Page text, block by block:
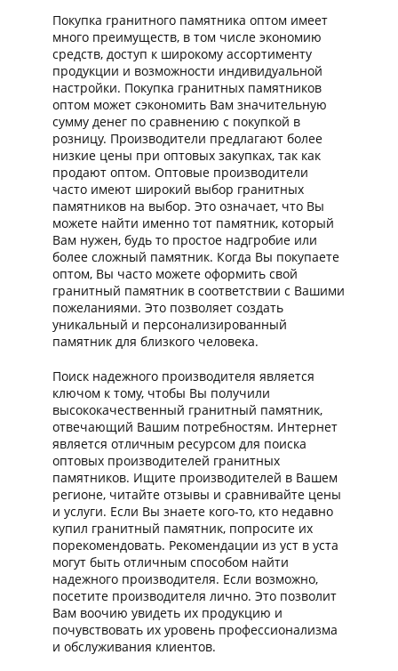
Покупка гранитного памятника оптом имеет
много преимуществ, в том числе экономию
средств, доступ к широкому ассортименту
продукции и возможности индивидуальной
настройки. Покупка гранитных памятников
оптом может сэкономить Вам значительную
сумму денег по сравнению с покупкой в
розницу. Производители предлагают более
низкие цены при оптовых закупках, так как
продают оптом. Оптовые производители
часто имеют широкий выбор гранитных
памятников на выбор. Это означает, что Вы
можете найти именно тот памятник, который
Вам нужен, будь то простое надгробие или
более сложный памятник. Когда Вы покупаете
оптом, Вы часто можете оформить свой
гранитный памятник в соответствии с Вашими
пожеланиями. Это позволяет создать
уникальный и персонализированный
памятник для близкого человека.
Поиск надежного производителя является
ключом к тому, чтобы Вы получили
высококачественный гранитный памятник,
отвечающий Вашим потребностям. Интернет
является отличным ресурсом для поиска
оптовых производителей гранитных
памятников. Ищите производителей в Вашем
регионе, читайте отзывы и сравнивайте цены
и услуги. Если Вы знаете кого-то, кто недавно
купил гранитный памятник, попросите их
порекомендовать. Рекомендации из уст в уста
могут быть отличным способом найти
надежного производителя. Если возможно,
посетите производителя лично. Это позволит
Вам воочию увидеть их продукцию и
почувствовать их уровень профессионализма
и обслуживания клиентов.